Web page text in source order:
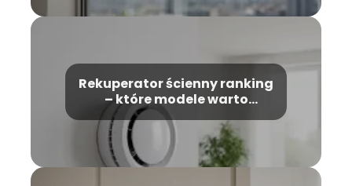
Rekuperator ścienny ranking
– które modele warto
wybrać?